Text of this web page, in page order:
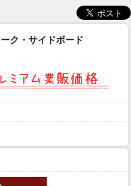
ク・サイドボード